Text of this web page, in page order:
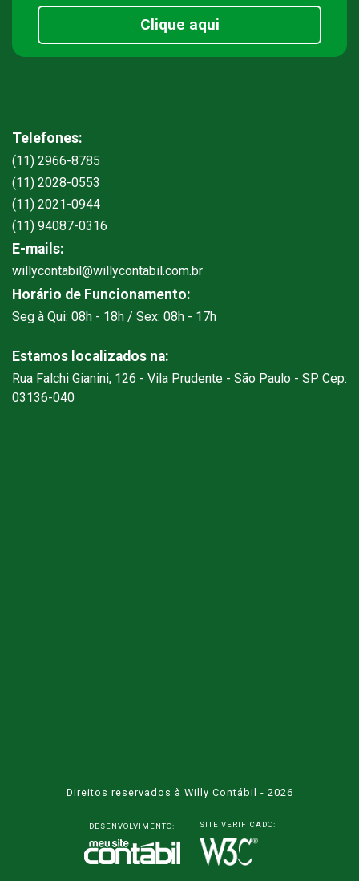
Clique aqui
Telefones:
(11) 2966-8785
(11) 2028-0553
(11) 2021-0944
(11) 94087-0316
E-mails:
willycontabil@willycontabil.com.br
Horário de Funcionamento:
Seg à Qui: 08h - 18h / Sex: 08h - 17h
Estamos localizados na:
Rua Falchi Gianini, 126 - Vila Prudente - São Paulo - SP Cep:
03136-040
Direitos reservados à Willy Contábil - 2026
DESENVOLVIMENTO: SITE VERIFICADO: